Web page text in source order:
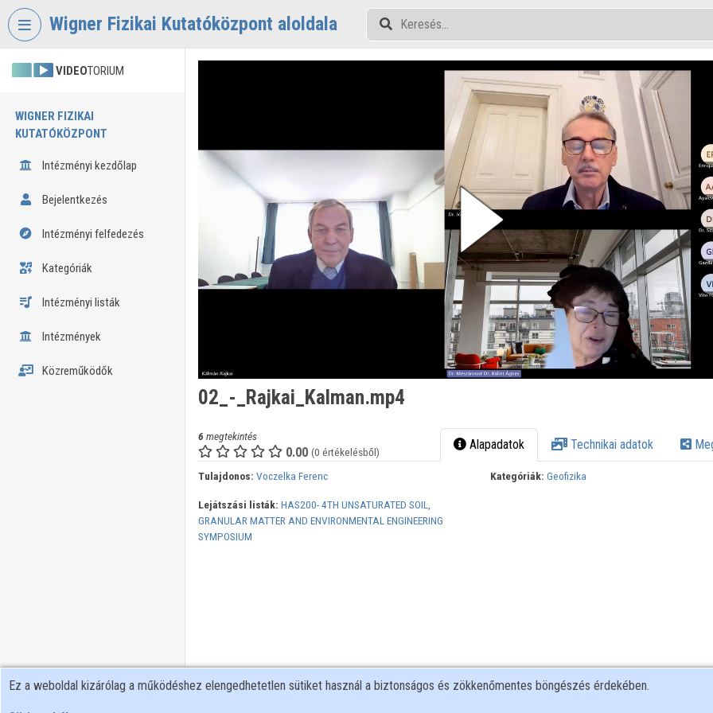
Fejléc kihagyása
Wigner Fizikai Kutatóközpont aloldala
VIDEOTORIUM
WIGNER FIZIKAI
KUTATÓKÖZPONT
Intézményi kezdőlap
Bejelentkezés
Intézményi felfedezés
Kategóriák
Intézményi listák
Intézmények
Közreműködők
02_-_Rajkai_Kalman.mp4
6 megtekintés
0.00 (0 értékelésből) Alapadatok Technikai adatok
Tulajdonos: Voczelka Ferenc Kategóriák: Geofizika
Lejátszási listák: HAS200- 4TH UNSATURATED SOIL,
GRANULAR MATTER AND ENVIRONMENTAL ENGINEERING
SYMPOSIUM
Ez a weboldal kizárólag a működéshez elengedhetetlen sütiket használ a biztonságos és zökkenőmentes böngészés érdekében.